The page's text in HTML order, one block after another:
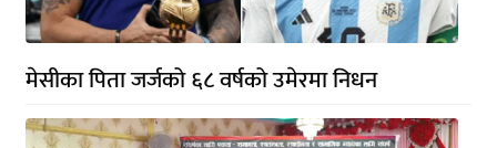
मेसीका पिता जर्जको ६८ वर्षको उमेरमा निधन